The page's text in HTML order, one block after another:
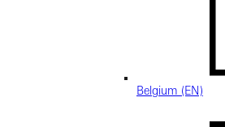
Belgium (EN)